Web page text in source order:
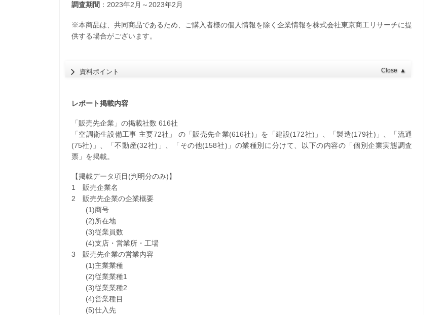
調査期間 ：2023年2月～2023年2月
※本商品は、共同商品であるため、ご購入者様の個人情報を除く企業情報を株式会社東京商工リサーチに提
供する場合がございます。
資料ポイント Close ▲
レポート掲載内容
「販売先企業」の掲載社数 616社
「空調衛生設備工事 主要72社」 の「販売先企業(616社)」を「建設(172社)」、「製造(179社)」、「流通
(75社)」、「不動産(32社)」、「その他(158社)」の業種別に分けて、以下の内容の「個別企業実態調査
票」を掲載。
【掲載データ項目(判明分のみ)】
1 販売企業名
2 販売先企業の企業概要
(1)商号
(2)所在地
(3)従業員数
(4)支店・営業所・工場
3 販売先企業の営業内容
(1)主業業種
(2)従業業種1
(3)従業業種2
(4)営業種目
(5)仕入先